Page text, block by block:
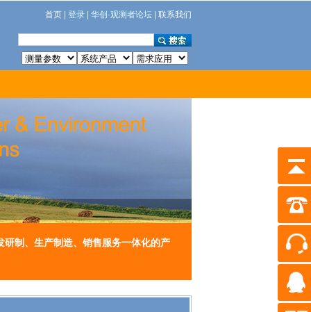
首页 | 登录 | 华创·观测者论坛 | 联系我们
制、生产制造、销售服务一体化的产